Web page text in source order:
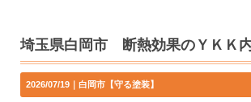
2026/07/19｜白岡市【守る塗装】